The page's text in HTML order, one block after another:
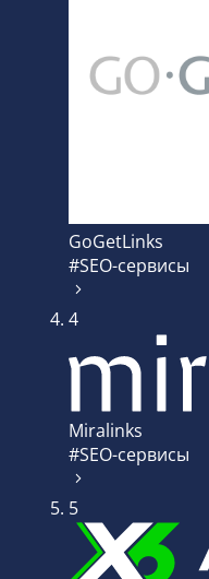
GoGetLinks
#SEO-сервисы
4
Miralinks
#SEO-сервисы
5